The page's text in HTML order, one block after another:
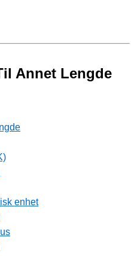
Annet Lengde
enhet